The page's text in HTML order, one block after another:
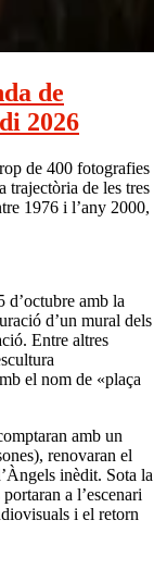
de
2026
de 400 fotografies
trajectòria de les tres
1976 i l’any 2000,
d’octubre amb la
d’un mural dels
Entre altres
el nom de «plaça
amb un
renovaran el
inèdit. Sota la
a l’escenari
i el retorn